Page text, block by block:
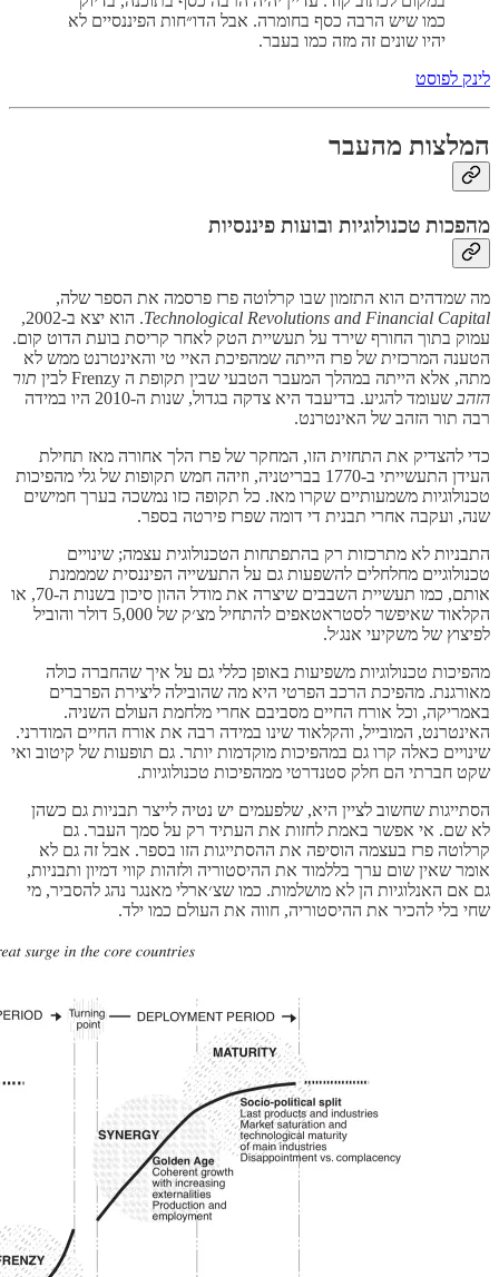
כמו שיש הרבה כסף בחומרה. אבל הדו״חות הפיננסיים לא
יהיו שונים זה מזה כמו בעבר.
לינק לפוסט
המלצות מהעבר
מהפכות טכנולוגיות ובועות פיננסיות
מה שמדהים הוא התזמון שבו קרלוטה פרז פרסמה את הספר שלה,
Technological Revolutions and Financial Capital
. הוא יצא ב-2002,
עמוק בתוך החורף שירד על תעשיית הטק לאחר קריסת בועת הדוט קום.
הטענה המרכזית של פרז הייתה שמהפיכת האיי טי והאינטרנט ממש לא
מתה, אלא הייתה במהלך המעבר הטבעי שבין תקופת ה Frenzy לבין
תור
הזהב
שעומד להגיע. בדיעבד היא צדקה בגדול, שנות ה-2010 היו במידה
רבה תור הזהב של האינטרנט.
כדי להצדיק את התחזית הזו, המחקר של פרז הלך אחורה מאז תחילת
העידן התעשייתי ב-1770 בבריטניה, וזיהה חמש תקופות של גלי מהפיכות
טכנולוגיות משמעותיים שקרו מאז. כל תקופה כזו נמשכה בערך חמישים
שנה, ועקבה אחרי תבנית די דומה שפרז פירטה בספר.
התבניות לא מתרכזות רק בהתפתחות הטכנולוגית עצמה; שינויים
טכנולוגיים מחלחלים להשפעות גם על התעשייה הפיננסית שמממנת
אותם, כמו תעשיית השבבים שיצרה את מודל ההון סיכון בשנות ה-70, או
הקלאוד שאיפשר לסטראטאפים להתחיל מצ׳ק של 5,000 דולר והוביל
לפיצוץ של משקיעי אנג׳ל.
מהפיכות טכנולוגיות משפיעות באופן כללי גם על איך שהחברה כולה
מאורגנת. מהפיכת הרכב הפרטי היא מה שהובילה ליצירת הפרברים
באמריקה, וכל אורח החיים מסביבם אחרי מלחמת העולם השניה.
האינטרנט, המובייל, והקלאוד שינו במידה רבה את אורח החיים המודרני.
שינויים כאלה קרו גם במהפיכות מוקדמות יותר. גם תופעות של קיטוב ואי
שקט חברתי הם חלק סטנדרטי ממהפיכות טכנולוגיות.
הסתייגות שחשוב לציין היא, שלפעמים יש נטיה לייצר תבניות גם כשהן
לא שם. אי אפשר באמת לחזות את העתיד רק על סמך העבר. גם
קרלוטה פרז בעצמה הוסיפה את ההסתייגות הזו בספר. אבל זה גם לא
אומר שאין שום ערך בללמוד את ההיסטוריה ולזהות קווי דמיון ותבניות,
גם אם האנלוגיות הן לא מושלמות. כמו שצ׳ארלי מאנגר נהג להסביר, מי
שחי בלי להכיר את ההיסטוריה, חווה את העולם כמו ילד.